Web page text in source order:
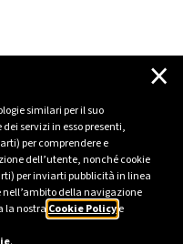
similari per il suo
servizi in esso presenti,
per comprendere e
dell’utente, nonché cookie
per inviarti pubblicità in linea
della navigazione
la nostra Cookie Policye
×
il recupero dei